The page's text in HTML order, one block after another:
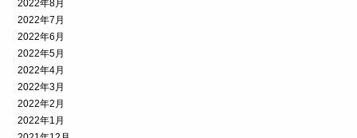
2022年8月
2022年7月
2022年6月
2022年5月
2022年4月
2022年3月
2022年2月
2022年1月